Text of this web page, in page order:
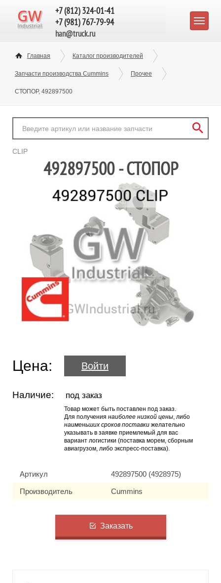
+7 (812) 324-01-41
+7 (981) 767-79-94
han@truck.ru
Главная Каталог производителей
Запчасти производства Cummins Прочее
СТОПОР, 492897500
CLIP
492897500 - СТОПОР
Цена: Войти
Наличие: под заказ
Товар может быть поставлен под заказ.
Для получения наиболее низкой цены, либо
наименьших сроков поставки желательно
указывать в заявке приемлемый для вас
вариант логистики (поставка морем, сборным
авиагрузом, либо экспресс-поставка).
Артикул 492897500 (4928975)
Производитель Cummins
Заказать